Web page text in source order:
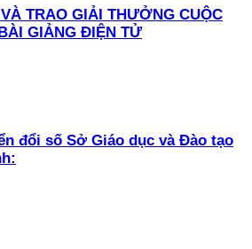
TRAO GIẢI THƯỞNG CUỘC
GIẢNG ĐIỆN TỬ
đổi số Sở Giáo dục và Đào tạo